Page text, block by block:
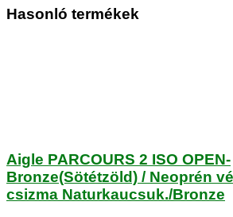
Hasonló termékek
Aigle PARCOURS 2 ISO OPEN-
Bronze(Sötétzöld) / Neoprén
csizma Naturkaucsuk./Bronze